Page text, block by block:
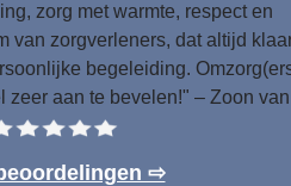
zorg met warmte, respect en
van zorgverleners, dat altijd
begeleiding.
zeer aan te bevelen!" – Zoon van
⇨